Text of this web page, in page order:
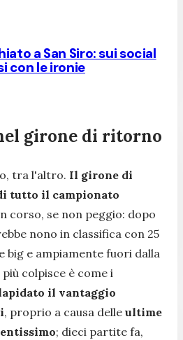
a San Siro: sui social
con le ironie
girone di ritorno
tra l'altro. Il girone di
tutto il campionato
corso, se non peggio: dopo
nono in classifica con 25
big e ampiamente fuori dalla
colpisce è come i
il vantaggio
, proprio a causa delle ultime
; dieci partite fa,